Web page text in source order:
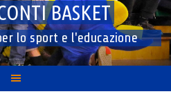
BASKET
lo sport e l'educazione